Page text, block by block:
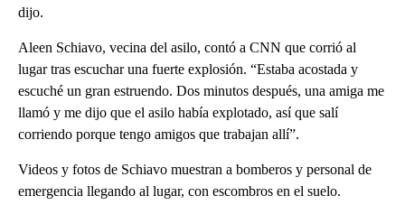
dijo.
Aleen Schiavo, vecina del asilo, contó a CNN que corrió al
lugar tras escuchar una fuerte explosión. “Estaba acostada y
escuché un gran estruendo. Dos minutos después, una amiga me
llamó y me dijo que el asilo había explotado, así que salí
corriendo porque tengo amigos que trabajan allí”.
Videos y fotos de Schiavo muestran a bomberos y personal de
emergencia llegando al lugar, con escombros en el suelo.